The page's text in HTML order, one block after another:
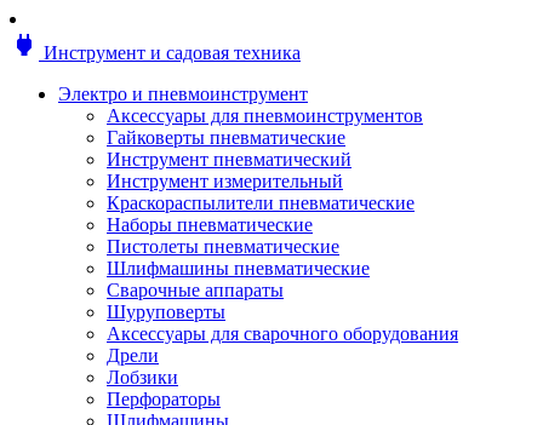
Аксессуары для садовых инструментов
Инструмент ручной
Лопаты
Садово-посадочные инструменты
Садовые ножницы
Садовые пилы и ножи
Секаторы и сучкорезы
Топоры
Баллоны газовые
Мангалы и коптильни
Мебель для сада
Ножницы по металлу
Тележки садовые
Автомобильная техника
Автозвук
power Инструмент и садовая техника
Электро и пневмоинструмент
Аксессуары для пневмоинструментов
Гайковерты пневматические
Инструмент пневматический
Инструмент измерительный
Краскораспылители пневматические
Наборы пневматические
Пистолеты пневматические
Шлифмашины пневматические
Сварочные аппараты
Шуруповерты
Аксессуары для сварочного оборудования
Дрели
Лобзики
Перфораторы
Шлифмашины